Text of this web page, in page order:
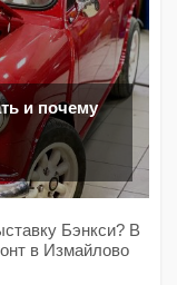
и почему
Бэнкси? В
в Измайлово